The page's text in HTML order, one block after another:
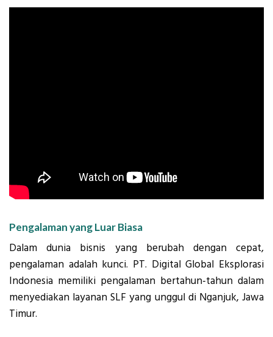
Pengalaman yang Luar Biasa
Dalam dunia bisnis yang berubah dengan cepat,
pengalaman adalah kunci. PT. Digital Global Eksplorasi
Indonesia memiliki pengalaman bertahun-tahun dalam
menyediakan layanan SLF yang unggul di Nganjuk, Jawa
Timur.